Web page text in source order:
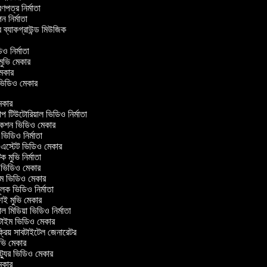
নির্মাতা
নির্মাতা
ব্যাকগ্রাউন্ড মিউজিক
নির্মাতা
মেকার
মেকার
ভিডিও নির্মাতা
ভিডিও মেকার
নির্মাতা
ভিডিও মেকার
মুভি নির্মাতা
মেকার
ভিডিও মেকার
ভিডিও নির্মাতা
মুভি মেকার
ভিডিও নির্মাতা
ভিডিও মেকার
সাবটাইটেল জেনারেটর
মেকার
ভিডিও মেকার